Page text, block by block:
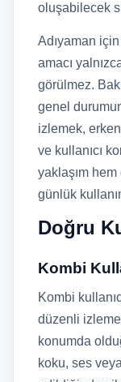
oluşabilecek
Adıyaman
amacı
görülmez.
genel
izlemek,
ve kullanıcı
yaklaşım
günlük
Doğru
Kombi
Kombi
düzenli
konumda
koku, ses